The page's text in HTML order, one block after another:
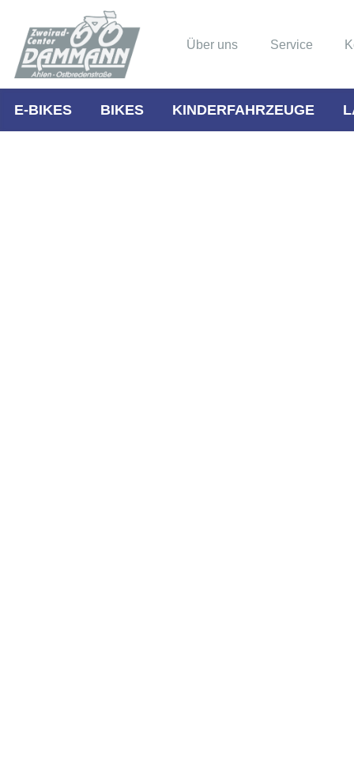
Über uns Service
E-BIKES BIKES KINDERFAHRZEUGE